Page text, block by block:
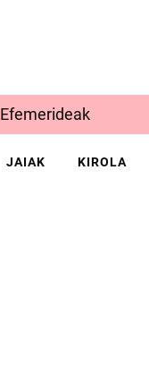
Efemerideak
JAIAK KIROLA